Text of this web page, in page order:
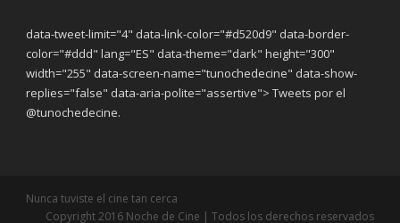
data-tweet-limit="4" data-link-color="#d520d9" data-border-
color="#ddd" lang="ES" data-theme="dark" height="300"
width="255" data-screen-name="tunochedecine" data-show-
replies="false" data-aria-polite="assertive"> Tweets por el
@tunochedecine.
Nunca tuviste el cine tan cerca
Copyright 2016 Noche de Cine | Todos los derechos reservados